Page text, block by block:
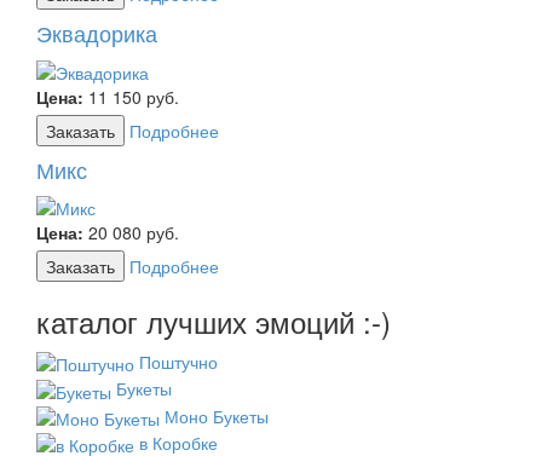
Эквадорика
Цена: 11 150 руб.
Заказать
Подробнее
Микс
Цена: 20 080 руб.
Заказать
Подробнее
каталог лучших эмоций :-)
Поштучно
Букеты
Моно Букеты
в Коробке